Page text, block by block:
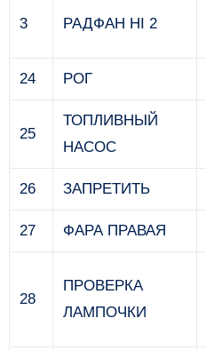
3 РАДФАН HI 2
24 РОГ
25
ТОПЛИВНЫЙ
НАСОС
26 ЗАПРЕТИТЬ
27 ФАРА ПРАВАЯ
28
ПРОВЕРКА
ЛАМПОЧКИ